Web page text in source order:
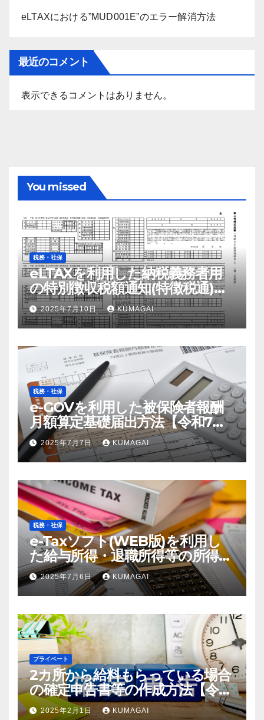
eLTAXにおける”MUD001E”のエラー解消方法
最近のコメント
表示できるコメントはありません。
You missed
税務・社保
eLTAXを利用した納税義務者用
の特別徴収税額通知(特徴税通)の
配布および確認の流れ【令和7
年；2025年】
2025年7月10日 KUMAGAI
税務・社保
e-GOVを利用した被保険者報酬
月額算定基礎届出方法【令和7
年；2025年届出】
2025年7月7日 KUMAGAI
税務・社保
e-Taxソフト(WEB版)を利用し
た給与所得・退職所得等の所得税
徴収高計算書の作成方法【令和7
年；2025年分】(創業4年目)
2025年7月6日 KUMAGAI
プライベート
2カ所から給料もらっている場合
の確定申告書等の作成方法【令和
6年；2024年分】
2025年2月1日 KUMAGAI